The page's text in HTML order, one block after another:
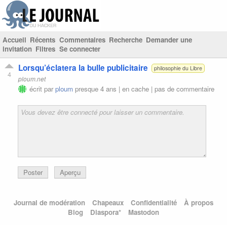
Accueil Récents Commentaires Recherche Demander une
invitation Filtres Se connecter
4
Lorsqu’éclatera la bulle publicitaire philosophie du Libre
ploum.net
écrit parploum presque 4 ans | en cache | pas de commentaire
Poster Aperçu
Journal de modération Chapeaux Confidentialité
À propos
Blog
Diaspora* Mastodon